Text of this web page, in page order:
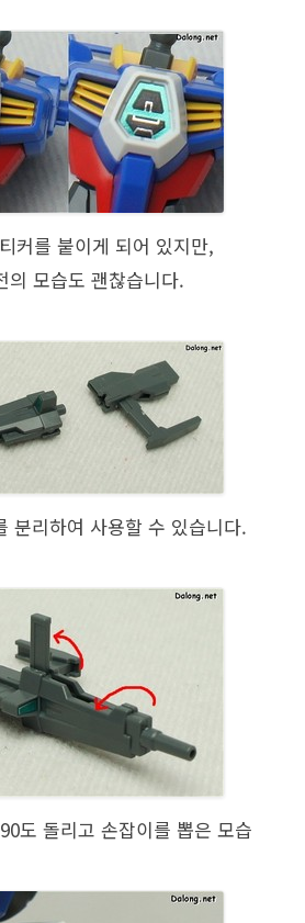
커를 붙이게 되어 있지만,
의 모습도 괜찮습니다.
분리하여 사용할 수 있습니다.
도 돌리고 손잡이를 뽑은 모습